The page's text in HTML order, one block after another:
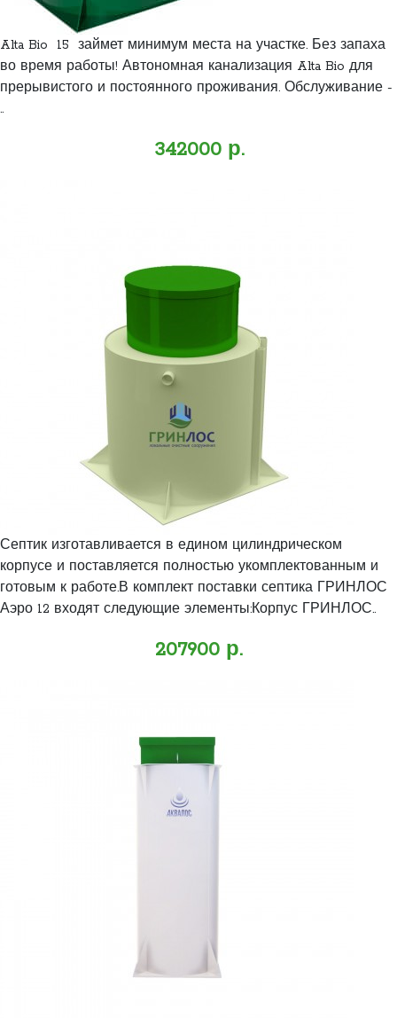
Alta Bio 15 займет минимум места на участке. Без запаха
во время работы! Автономная канализация Alta Bio для
прерывистого и постоянного проживания. Обслуживание -
..
342000 р.
Септик изготавливается в едином цилиндрическом
корпусе и поставляется полностью укомплектованным и
готовым к работе.В комплект поставки септика ГРИНЛОС
Аэро 12 входят следующие элементы:Корпус ГРИНЛОС..
207900 р.